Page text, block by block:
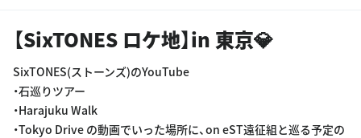
【SixTONES ロケ地】in 東京💎
SixTONES(ストーンズ)のYouTube
・石巡りツアー
・Harajuku Walk
・Tokyo Drive の動画でいった場所に、on eST遠征組と巡る予定の